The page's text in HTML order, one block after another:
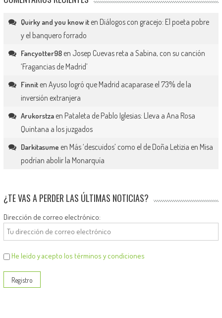
Quirky and you know iten Diálogos con gracejo: El poeta pobre
y el banquero forrado
Fancyotter98en Josep Cuevas reta a Sabina, con su canción
‘Fragancias de Madrid’
Finniten Ayuso logró que Madrid acaparase el 73% de la
inversión extranjera
Arukorstzaen Pataleta de Pablo Iglesias: Lleva a Ana Rosa
Quintana a los juzgados
Darkitasume en Más ‘descuidos’ como el de Doña Letizia en Misa
podrían abolir la Monarquía
¿TE VAS A PERDER LAS ÚLTIMAS NOTICIAS?
Dirección de correo electrónico:
He leído y acepto los términos y condiciones